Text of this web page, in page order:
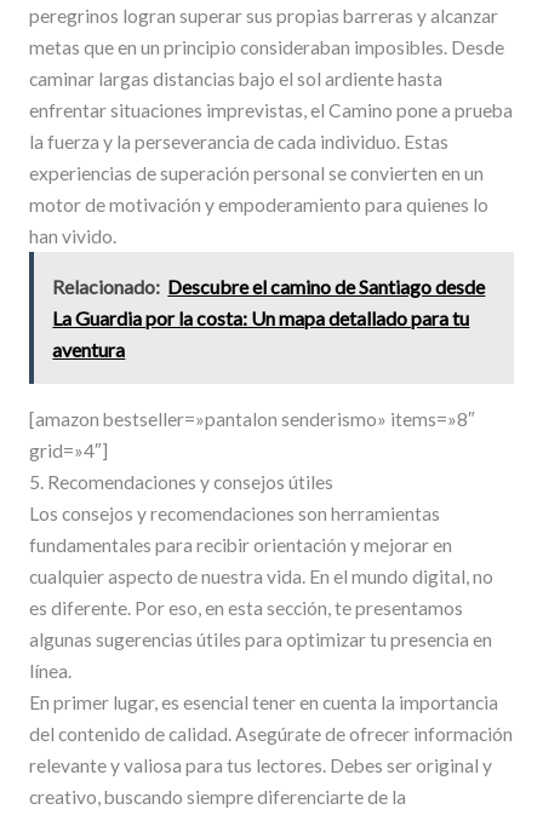
peregrinos logran superar sus propias barreras y alcanzar
metas que en un principio consideraban imposibles. Desde
caminar largas distancias bajo el sol ardiente hasta
enfrentar situaciones imprevistas, el Camino pone a prueba
la fuerza y la perseverancia de cada individuo. Estas
experiencias de superación personal se convierten en un
motor de motivación y empoderamiento para quienes lo
han vivido.
Relacionado: Descubre el camino de Santiago desde
La Guardia por la costa: Un mapa detallado para tu
aventura
[amazon bestseller=»pantalon senderismo» items=»8″
grid=»4″]
5. Recomendaciones y consejos útiles
Los consejos y recomendaciones son herramientas
fundamentales para recibir orientación y mejorar en
cualquier aspecto de nuestra vida. En el mundo digital, no
es diferente. Por eso, en esta sección, te presentamos
algunas sugerencias útiles para optimizar tu presencia en
línea.
En primer lugar, es esencial tener en cuenta la importancia
del contenido de calidad. Asegúrate de ofrecer información
relevante y valiosa para tus lectores. Debes ser original y
creativo, buscando siempre diferenciarte de la